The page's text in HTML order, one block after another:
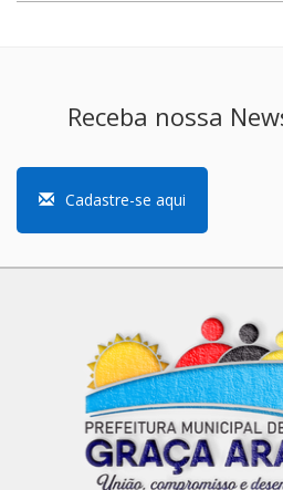
Receba nossa
Cadastre-se aqui